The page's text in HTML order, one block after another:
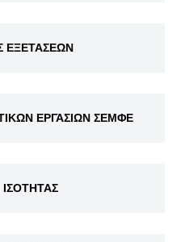
ΕΞΕΤΑΣΕΩΝ
ΕΡΓΑΣΙΩΝ ΣΕΜΦΕ